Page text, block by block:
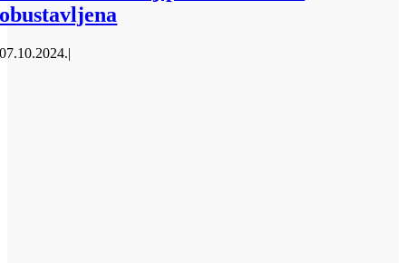
obustavljena
07.10.2024.|